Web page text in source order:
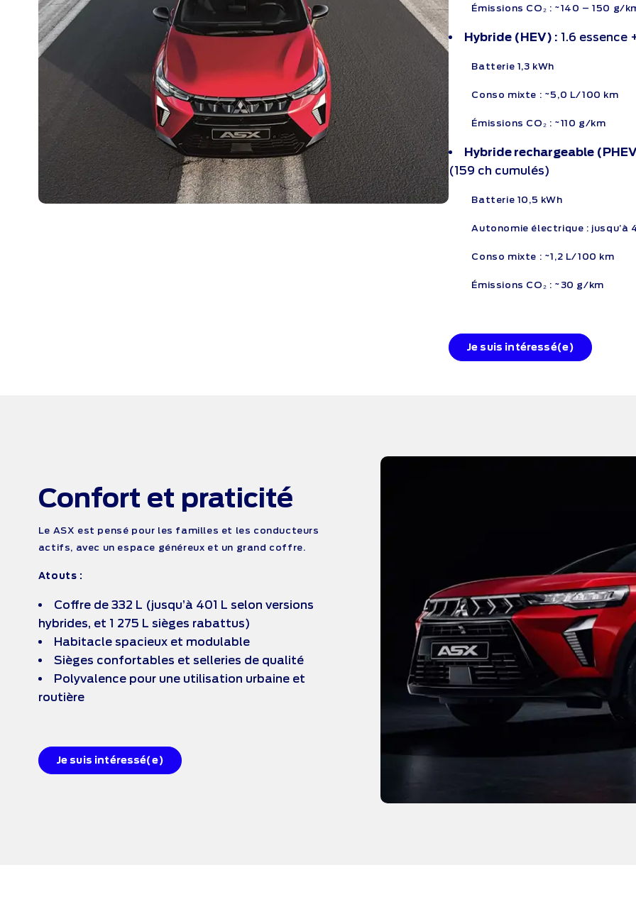
Émissions CO₂ : ~140 – 150 g/
Hybride (HEV) : 1.6 essence
Batterie 1,3 kWh
Conso mixte : ~5,0 L/100 km
Émissions CO₂ : ~110 g/km
Hybride rechargeable
(159 ch cumulés)
Batterie 10,5 kWh
Autonomie électrique : jusqu’à
Conso mixte : ~1,2 L/100 km
Émissions CO₂ : ~30 g/km
Je suis intéressé(e)
Confort et praticité
Le ASX est pensé pour les familles et les conducteurs
actifs, avec un espace généreux et un grand coffre.
Atouts :
Coffre de 332 L (jusqu’à 401 L selon versions
hybrides, et 1 275 L sièges rabattus)
Habitacle spacieux et modulable
Sièges confortables et selleries de qualité
Polyvalence pour une utilisation urbaine et
routière
Je suis intéressé(e)